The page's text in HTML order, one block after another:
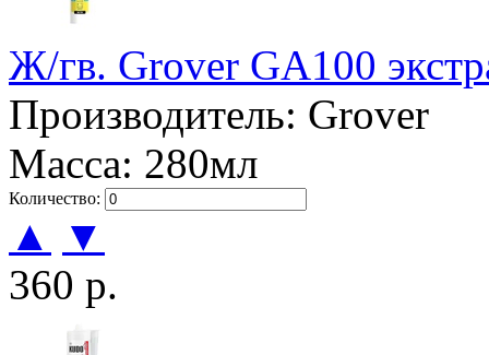
Ж/гв. Grover GA100
Производитель: Grover
Масса: 280мл
Количество:
▲
▼
360 р.